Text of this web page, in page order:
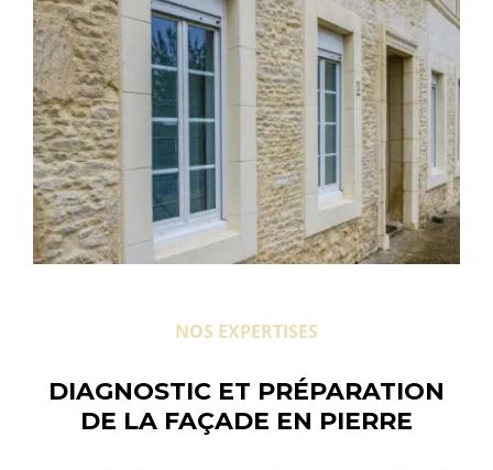
NOS EXPERTISES
DIAGNOSTIC ET PRÉPARATION
DE LA FAÇADE EN PIERRE